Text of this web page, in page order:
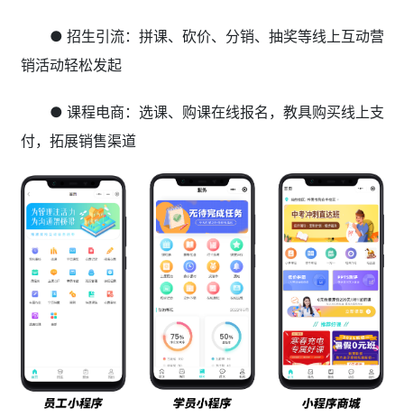
● 招生引流：拼课、砍价、分销、抽奖等线上互动营
销活动轻松发起
● 课程电商：选课、购课在线报名，教具购买线上支
付，拓展销售渠道